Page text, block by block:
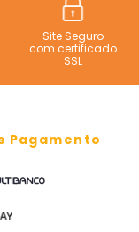
Site Seguro
com certificado
SSL
Pagamento